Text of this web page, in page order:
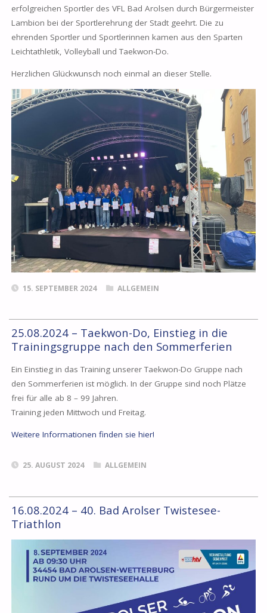
erfolgreichen Sportler des VFL Bad Arolsen durch Bürgermeister
Lambion bei der Sportlerehrung der Stadt geehrt. Die zu
ehrenden Sportler und Sportlerinnen kamen aus den Sparten
Leichtathletik, Volleyball und Taekwon-Do.
Herzlichen Glückwunsch noch einmal an dieser Stelle.
15. SEPTEMBER 2024 ALLGEMEIN
25.08.2024 – Taekwon-Do, Einstieg in die
Trainingsgruppe nach den Sommerferien
Ein Einstieg in das Training unserer Taekwon-Do Gruppe nach
den Sommerferien ist möglich. In der Gruppe sind noch Plätze
frei für alle ab 8 – 99 Jahren.
Training jeden Mittwoch und Freitag.
Weitere Informationen finden sie hier!
25. AUGUST 2024 ALLGEMEIN
16.08.2024 – 40. Bad Arolser Twistesee-
Triathlon